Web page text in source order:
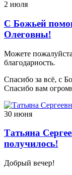
2 июля
С Божьей
Олеговны!
Можете
благодарность.
Спасибо за всё, с
Спасибо вам
30 июня
Татьяна
получилось!
Добрый вечер!